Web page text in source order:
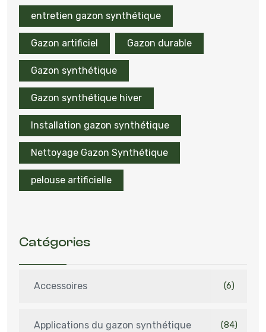
entretien gazon synthétique
Gazon artificiel Gazon durable
Gazon synthétique
Gazon synthétique hiver
Installation gazon synthétique
Nettoyage Gazon Synthétique
pelouse artificielle
Catégories
Accessoires (6)
Applications du gazon synthétique (84)